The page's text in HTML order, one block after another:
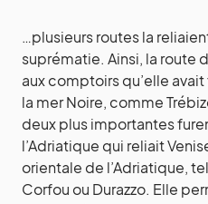
…plusieurs routes la
suprématie. Ainsi, la route
aux comptoirs qu’elle
la mer Noire, comme
deux plus importantes
l’Adriatique qui reliait
orientale de l’Adriatique,
Corfou ou Durazzo. Elle